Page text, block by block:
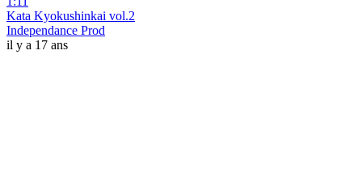
Kata Kyokushinkai vol.2
Independance Prod
il y a 17 ans